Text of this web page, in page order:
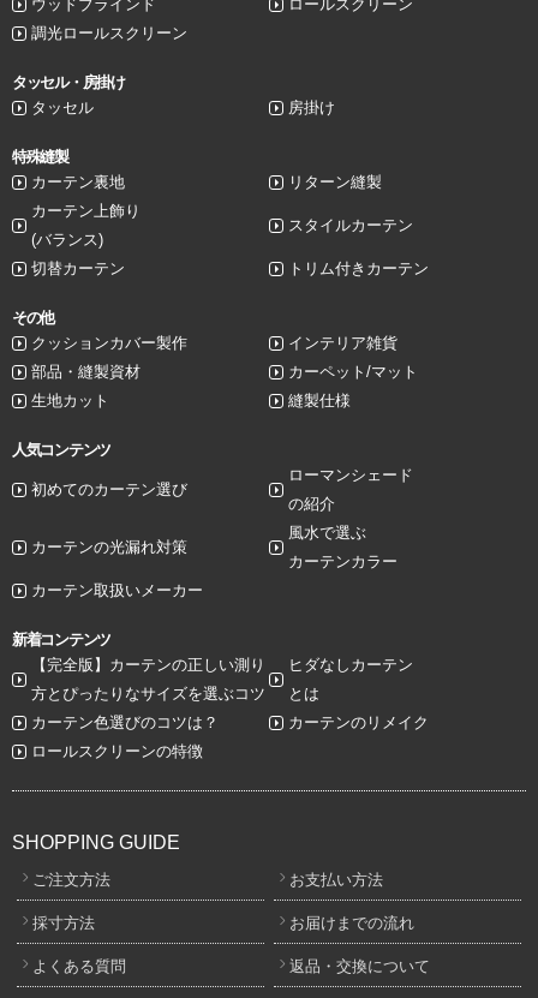
ウッドブラインド
ロールスクリーン
調光ロールスクリーン
タッセル・房掛け
タッセル
房掛け
特殊縫製
カーテン裏地
リターン縫製
カーテン上飾り
(バランス)
スタイルカーテン
切替カーテン トリム付きカーテン
その他
クッションカバー製作
インテリア雑貨
部品・縫製資材
カーペット/マット
生地カット
縫製仕様
人気コンテンツ
初めてのカーテン選び
ローマンシェード
の紹介
カーテンの光漏れ対策
風水で選ぶ
カーテンカラー
カーテン取扱いメーカー
新着コンテンツ
【完全版】カーテンの正しい測り
方とぴったりなサイズを選ぶコツ
ヒダなしカーテン
とは
カーテン色選びのコツは？
カーテンのリメイク
ロールスクリーンの特徴
SHOPPING GUIDE
ご注文方法 お支払い方法
採寸方法 お届けまでの流れ
よくある質問 返品・交換について